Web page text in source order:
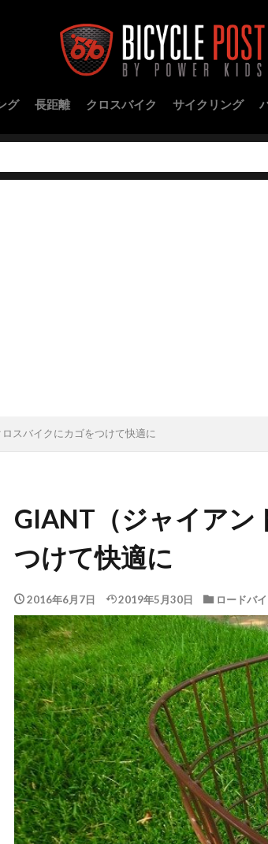
グ 長距離 クロスバイク サイクリング
スバイクにカゴをつけて快適に
GIANT（ジャイアン
つけて快適に
2016年6月7日 2019年5月30日 ロードバ